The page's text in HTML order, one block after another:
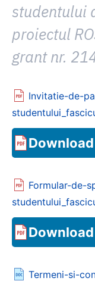
studentului
proiectul
grant nr.
Invitatie-de-
Download
Formular-de-
Download
Termeni-si-